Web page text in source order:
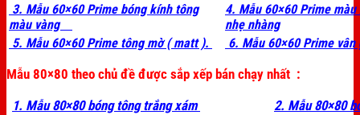
3. Mẫu 60×60 Prime bóng kính tông
màu vàng
4. Mẫu 60×60 Prime
nhẹ nhàng
5. Mẫu 60×60 Prime tông mờ ( matt ).
6. Mẫu 60×60 Prime vân
Mẫu 80×80 theo chủ đề được sắp xếp bán chạy nhất :
1. Mẫu 80×80 bóng tông trắng xám
2. Mẫu 80×80